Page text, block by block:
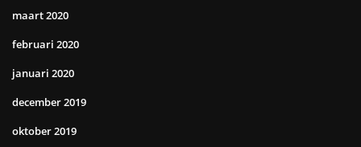
maart 2020
februari 2020
januari 2020
december 2019
oktober 2019